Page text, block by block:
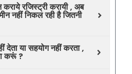
कराये रजिस्ट्री करायी , अब
नहीं निकल रही है जितनी
देता या सहयोग नहीं करता ,
करूं ?